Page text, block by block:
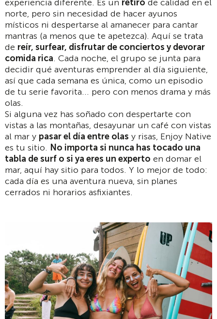
experiencia diferente. Es un retiro de calidad en el
norte, pero sin necesidad de hacer ayunos
místicos ni despertarse al amanecer para cantar
mantras (a menos que te apetezca). Aquí se trata
de reír, surfear, disfrutar de conciertos y devorar
comida rica. Cada noche, el grupo se junta para
decidir qué aventuras emprender al día siguiente,
así que cada semana es única, como un episodio
de tu serie favorita... pero con menos drama y más
olas.
Si alguna vez has soñado con despertarte con
vistas a las montañas, desayunar un café con vistas
al mar y pasar el día entre olas y risas, Enjoy Native
es tu sitio. No importa si nunca has tocado una
tabla de surf o si ya eres un experto en domar el
mar, aquí hay sitio para todos. Y lo mejor de todo:
cada día es una aventura nueva, sin planes
cerrados ni horarios asfixiantes.